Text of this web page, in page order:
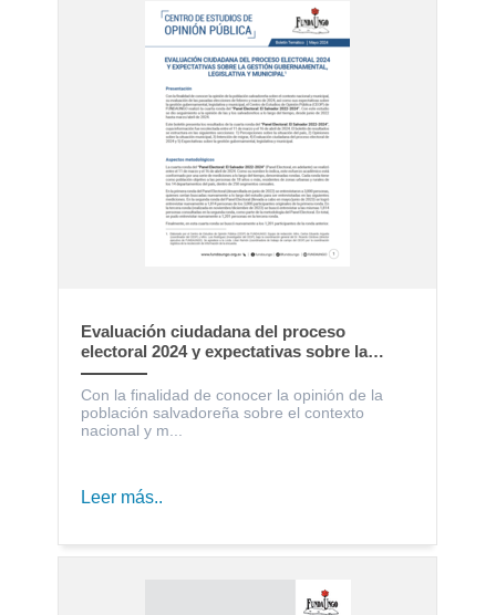
Evaluación ciudadana del proceso
electoral 2024 y expectativas sobre la
gestión gubernamental, legislativa y
municipal
Con la finalidad de conocer la opinión de la
población salvadoreña sobre el contexto
nacional y m...
Leer más..